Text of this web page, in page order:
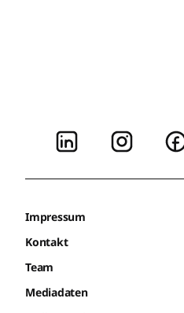
Impressum
Kontakt
Team
Mediadaten